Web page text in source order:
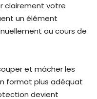
clairement votre
un élément
au cours de
et mâcher les
format plus adéquat
devient